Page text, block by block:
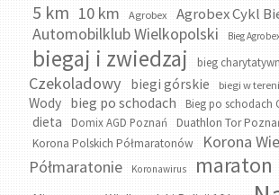
5 km 10 km Agrobex Agrobex Cykl
Automobilklub Wielkopolski Bieg
biegaj i zwiedzaj bieg
Czekoladowy
biegi górskie biegi w
Wody bieg po schodach Bieg po schodach
dieta Domix AGD Poznań Duathlon Tor
Korona Polskich Półmaratonów
Korona
Półmaratonie
Koronawirus maraton